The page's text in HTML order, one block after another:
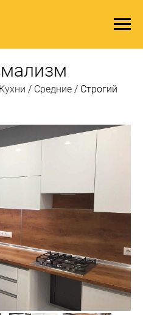
Кухни / Средние / Строгий